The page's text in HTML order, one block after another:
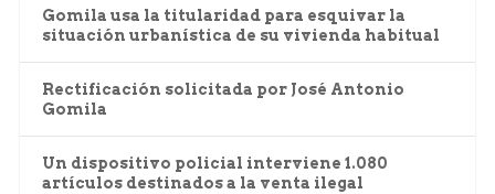
Gomila usa la titularidad para esquivar la
situación urbanística de su vivienda habitual
Rectificación solicitada por José Antonio
Gomila
Un dispositivo policial interviene 1.080
artículos destinados a la venta ilegal